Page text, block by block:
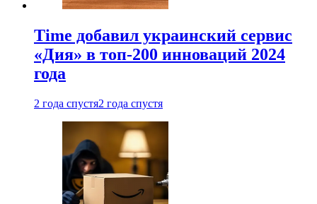
Time добавил украинский сервис
«Дия» в топ-200 инноваций 2024
года
2 года спустя2 года спустя